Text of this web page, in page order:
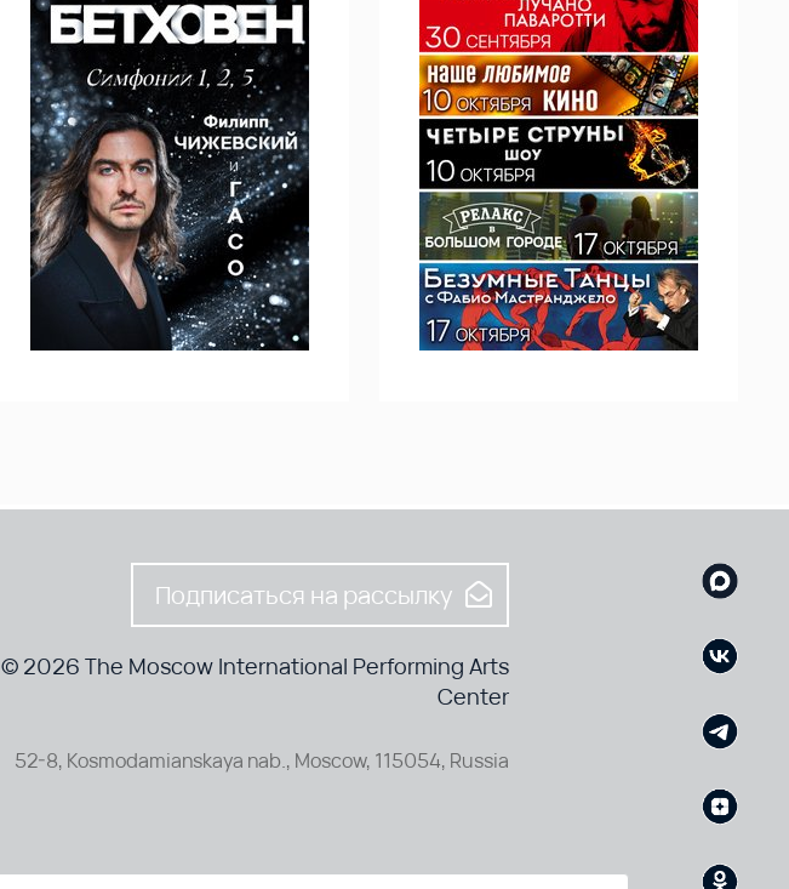
Подписаться на рассылку
© 2026 The Moscow International Performing Arts
Center
52-8, Kosmodamianskaya nab., Moscow, 115054, Russia